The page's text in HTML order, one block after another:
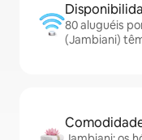
80 aluguéis
(Jambiani)